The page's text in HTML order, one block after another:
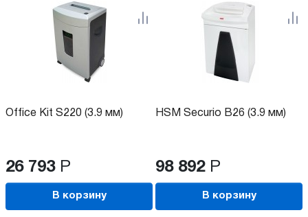
Office Kit S220 (3.9 мм)
26 793 Р
В корзину
HSM Securio B26 (3.9 мм)
98 892 Р
В корзину